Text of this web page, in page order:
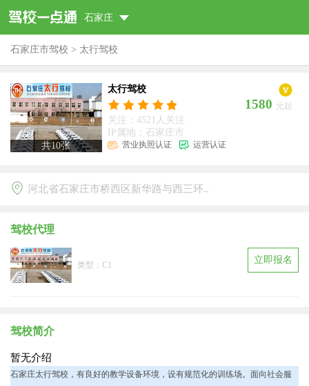
石家庄
石家庄市驾校 > 太行驾校
共10张
太行驾校
1580 元起
关注：4521人关注
IP属地：石家庄市
营业执照认证 运营认证
河北省石家庄市桥西区新华路与西三环..
驾校代理
类型：C1 立即报名
驾校简介
暂无介绍
石家庄太行驾校，有良好的教学设备环境，设有规范化的训练场。面向社会服